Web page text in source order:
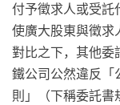
付予徵求人或受託
使廣大股東與徵求
對比之下，其他委
鐵公司公然違反「
則」（下稱委託書